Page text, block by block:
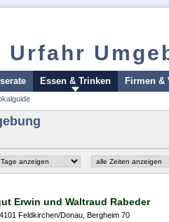
Urfahr
Essen & Trinken Firmen &
Erwin und Waltraud Rabeder
4101 Feldkirchen/Donau Bergheim 70